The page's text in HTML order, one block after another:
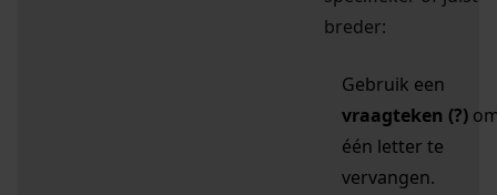
breder:
Gebruik een
vraagteken (?)
één letter te
vervangen.